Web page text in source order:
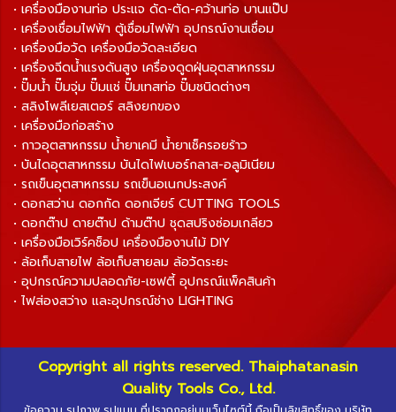
• เครื่องมืองานท่อ ประแจ ดัด-ตัด-คว้านท่อ บานแป๊ป
• เครื่องเชื่อมไฟฟ้า ตู้เชื่อมไฟฟ้า อุปกรณ์งานเชื่อม
• เครื่องมือวัด เครื่องมือวัดละเอียด
• เครื่องฉีดน้ำแรงดันสูง เครื่องดูดฝุ่นอุตสาหกรรม
• ปั๊มน้ำ ปั๊มจุ่ม ปั๊มแช่ ปั๊มเทสท่อ ปั๊มชนิดต่างๆ
• สลิงโพลีเยสเตอร์ สลิงยกของ
• เครื่องมือก่อสร้าง
• กาวอุตสาหกรรม น้ำยาเคมี น้ำยาเช็ครอยร้าว
• บันไดอุตสาหกรรม บันไดไฟเบอร์กลาส-อลูมิเนียม
• รถเข็นอุตสาหกรรม รถเข็นอเนกประสงค์
• ดอกสว่าน ดอกกัด ดอกเจียร์ CUTTING TOOLS
• ดอกต๊าป ดายต๊าป ด้ามต๊าป ชุดสปริงซ่อมเกลียว
• เครื่องมือเวิร์คช็อป เครื่องมืองานไม้ DIY
• ล้อเก็บสายไฟ ล้อเก็บสายลม ล้อวัดระยะ
• อุปกรณ์ความปลอดภัย-เซฟตี้ อุปกรณ์แพ็คสินค้า
• ไฟส่องสว่าง และอุปกรณ์ช่าง LIGHTING
Copyright all rights reserved. Thaiphatanasin
Quality Tools Co., Ltd.